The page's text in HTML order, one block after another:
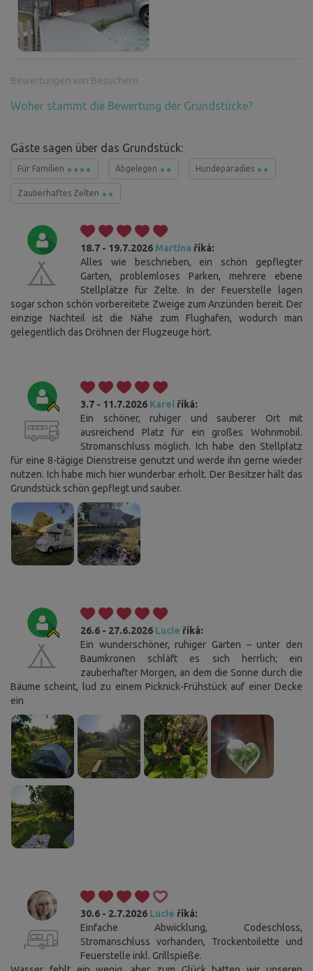
Bewertungen von Besuchern
Woher stammt die Bewertung der Grundstücke?
Gäste sagen über das Grundstück:
Für Familien Abgelegen Hundeparadies
Zauberhaftes Zelten
18.7 - 19.7.2026 Martina říká:
Alles wie beschrieben, ein schön gepflegter
Garten, problemloses Parken, mehrere ebene
Stellplätze für Zelte. In der Feuerstelle lagen
sogar schon schön vorbereitete Zweige zum Anzünden bereit. Der
einzige Nachteil ist die Nähe zum Flughafen, wodurch man
gelegentlich das Dröhnen der Flugzeuge hört.
3.7 - 11.7.2026 Karel říká:
Ein schöner, ruhiger und sauberer Ort mit
ausreichend Platz für ein großes Wohnmobil.
Stromanschluss möglich. Ich habe den Stellplatz
für eine 8-tägige Dienstreise genutzt und werde ihn gerne wieder
nutzen. Ich habe mich hier wunderbar erholt. Der Besitzer hält das
Grundstück schön gepflegt und sauber.
26.6 - 27.6.2026 Lucie říká:
Ein wunderschöner, ruhiger Garten – unter den
Baumkronen schläft es sich herrlich; ein
zauberhafter Morgen, an dem die Sonne durch die
Bäume scheint, lud zu einem Picknick-Frühstück auf einer Decke
ein
30.6 - 2.7.2026 Lucie říká:
Einfache Abwicklung, Codeschloss,
Stromanschluss vorhanden, Trockentoilette und
Feuerstelle inkl. Grillspieße.